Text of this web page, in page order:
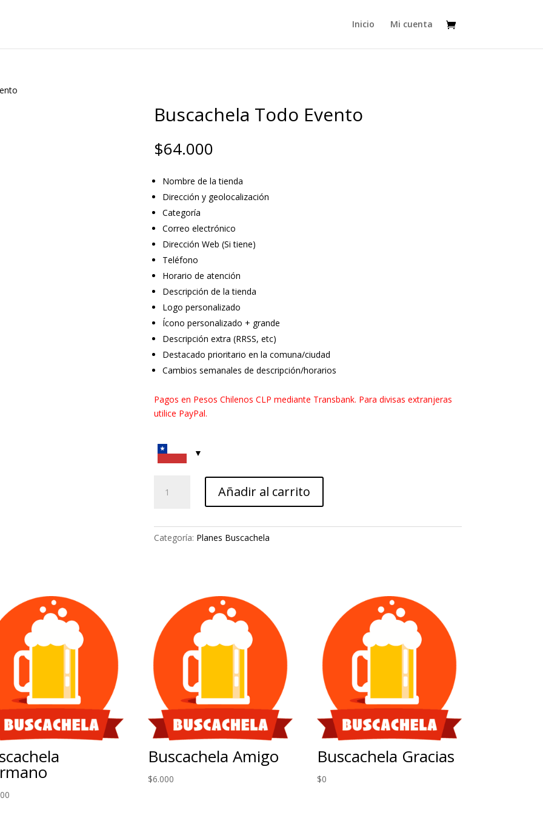
Inicio Mi cuenta
Buscachela Todo Evento
$64.000
Nombre de la tienda
Dirección y geolocalización
Categoría
Correo electrónico
Dirección Web (Si tiene)
Teléfono
Horario de atención
Descripción de la tienda
Logo personalizado
Ícono personalizado + grande
Descripción extra (RRSS, etc)
Destacado prioritario en la comuna/ciudad
Cambios semanales de descripción/horarios
Pagos en Pesos Chilenos CLP mediante Transbank. Para divisas extranjeras
utilice PayPal.
Todo
Añadir al carrito
Categoría: Planes Buscachela
Buscachela Amigo
$6.000
Buscachela Gracias
$0